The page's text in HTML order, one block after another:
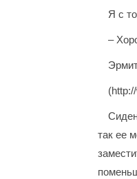
Я с
–
так ее